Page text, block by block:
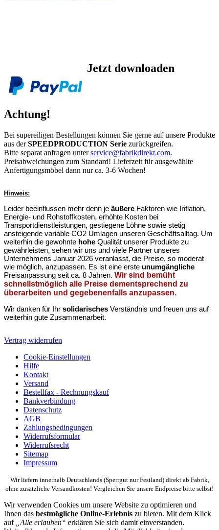
Jetzt downloaden
Achtung!
Bei supereiligen Bestellungen können Sie gerne auf unsere Produkte
aus derSPEEDPRODUCTION Serie zurückgreifen.
Bitte separat anfragen unterservice@fabrikdirekt.com.
Preisabweichungen zum Standard! Lieferzeit für ausgewählte
Anfertigungsmöbel dann nur ca. 3-6 Wochen!
Hinweis:
Leider beeinflussen mehr denn je äußere Faktoren wie Inflation,
Energie- und Rohstoffkosten, erhöhte Kosten bei
Transportdienstleistungen, gestiegene Löhne sowie stetig
ansteigende variable CO2 Umlagen unseren Geschäftsalltag. Um
weiterhin die gewohnte hohe Qualität unserer Produkte zu
gewährleisten, sehen wir uns und viele Partner unseres
Unternehmens Januar 2026 veranlasst, die Preise, so moderat
wie möglich, anzupassen. Es ist eine erste unumgängliche
Preisanpassung seit ca. 8 Jahren. Wir sind bemüht
schnellstmöglich alle Preise dementsprechend zu
überarbeiten und gegebenenfalls anzupassen.
Wir danken für Ihr solidarisches Verständnis und freuen uns auf
weiterhin gute Zusammenarbeit.
Vertrag widerrufen
Cookie-Einstellungen
Hilfe
Kontakt
Versand
Bestellfax - Rechnungskauf
Bankverbindung
Datenschutz
AGB
Zahlungsbedingungen
Widerrufsformular
Widerrufsrecht
Sitemap
Impressum
Wir liefern innerhalb Deutschlands (Sperrgut nur Festland) direkt ab Fabrik,
ohne zusätzliche Versandkosten! Vergleichen Sie unsere Endpreise bitte selbst!
Wir verwenden Cookies um unsere Website zu optimieren und
Ihnen das bestmögliche Online-Erlebnis zu bieten. Mit dem Klick
auf
„Alle erlauben“ erklären Sie sich damit einverstanden.